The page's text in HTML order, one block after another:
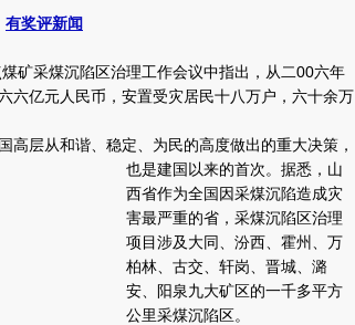
有奖评新闻
采煤沉陷区治理工作会议中指出，从二00六年
六亿元人民币，安置受灾居民十八万户，六十余万
层从和谐、稳定、为民的高度做出的重大决策，
也是建国以来的首次。 据悉，山
西省作为全国因采煤沉陷造成灾
害最严重的省，采煤沉陷区治理
项目涉及大同、汾西、霍州、万
柏林、古交、轩岗、晋城、潞
安、阳泉九大矿区的一千多平方
公里采煤沉陷区。